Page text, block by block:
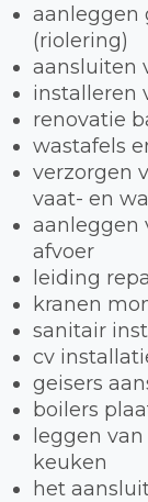
aanleggen
(riolering)
aansluiten
installeren
renovatie
wastafels
verzorgen
vaat- en
aanleggen
afvoer
leiding
kranen
sanitair
cv
geisers
boilers
leggen
keuken
het